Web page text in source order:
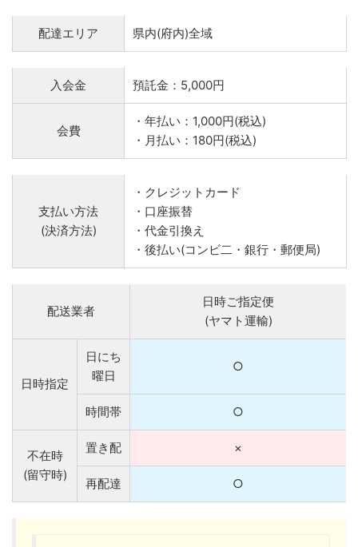
配達エリア 県内(府内)全域
入会金 預託金：5,000円
会費
・年払い：1,000円(税込)
・月払い：180円(税込)
支払い方法
(決済方法)
・クレジットカード
・口座振替
・代金引換え
・後払い(コンビ二・銀行・郵便局)
配送業者
日時ご指定便
(ヤマト運輸)
日時指定
日にち
曜日
○
時間帯 ○
不在時
(留守時)
置き配 ×
再配達 ○